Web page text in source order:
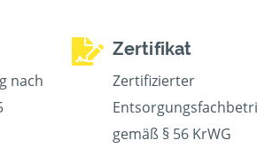
nach
Zertifikat
Zertifizierter
gemäß § 56 KrWG